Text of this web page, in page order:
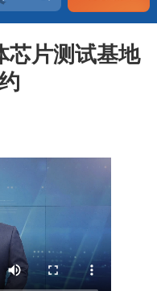
芯片测试基地